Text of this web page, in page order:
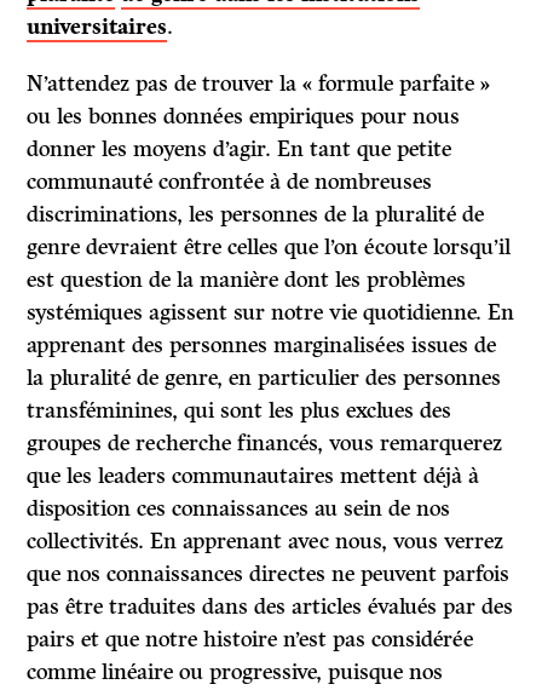
universitaires.
N’attendez pas de trouver la « formule parfaite »
ou les bonnes données empiriques pour nous
donner les moyens d’agir. En tant que petite
communauté confrontée à de nombreuses
discriminations, les personnes de la pluralité de
genre devraient être celles que l’on écoute lorsqu’il
est question de la manière dont les problèmes
systémiques agissent sur notre vie quotidienne. En
apprenant des personnes marginalisées issues de
la pluralité de genre, en particulier des personnes
transféminines, qui sont les plus exclues des
groupes de recherche financés, vous remarquerez
que les leaders communautaires mettent déjà à
disposition ces connaissances au sein de nos
collectivités. En apprenant avec nous, vous verrez
que nos connaissances directes ne peuvent parfois
pas être traduites dans des articles évalués par des
pairs et que notre histoire n’est pas considérée
comme linéaire ou progressive, puisque nos